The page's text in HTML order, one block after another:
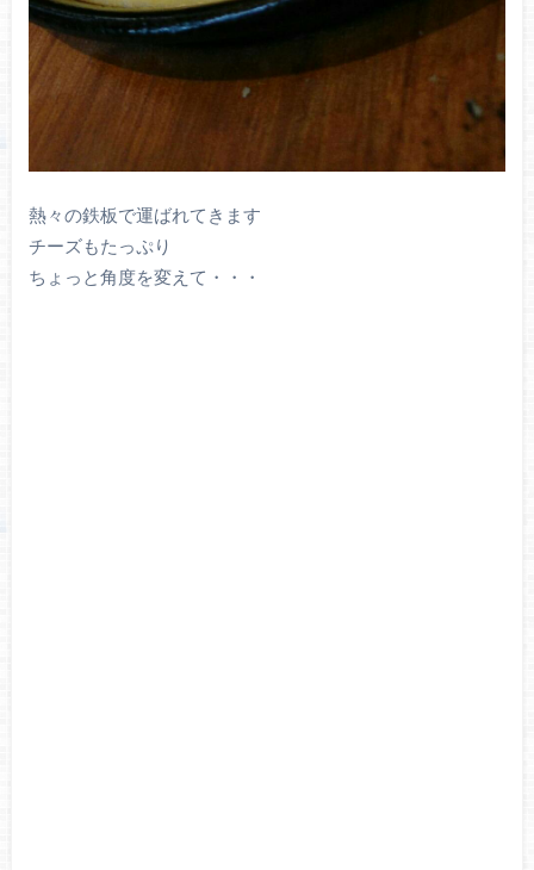
熱々の鉄板で運ばれてきます
チーズもたっぷり
ちょっと角度を変えて・・・